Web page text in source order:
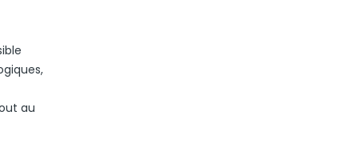
au